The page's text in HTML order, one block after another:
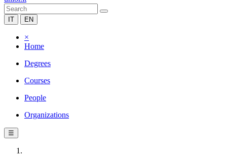
IT EN
×
Home
Degrees
Courses
People
Organizations
☰